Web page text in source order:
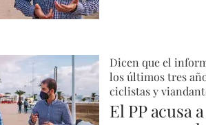
Dicen que el
los últimos tres
ciclistas y
El PP acusa